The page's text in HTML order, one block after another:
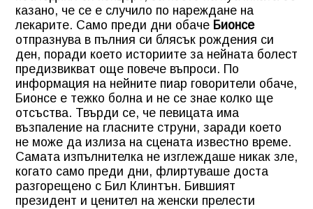
казано, че се е случило по нареждане на
лекарите. Само преди дни обаче Бионсе
отпразнува в пълния си блясък рождения си
ден, поради което историите за нейната болест
предизвикват още повече въпроси. По
информация на нейните пиар говорители обаче,
Бионсе е тежко болна и не се знае колко ще
отсъства. Твърди се, че певицата има
възпаление на гласните струни, заради което
не може да излиза на сцената известно време.
Самата изпълнителка не изглеждаше никак зле,
когато само преди дни, флиртуваше доста
разгорещено с Бил Клинтън. Бившият
президент и ценител на женски прелести